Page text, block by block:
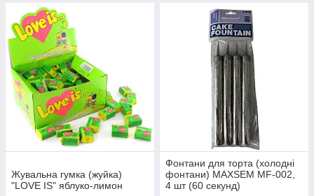
Жувальна гумка (жуйка)
"LOVE IS" яблуко-лимон
Фонтани для торта (холодні
фонтани) MAXSEM MF-002,
4 шт (60 секунд)